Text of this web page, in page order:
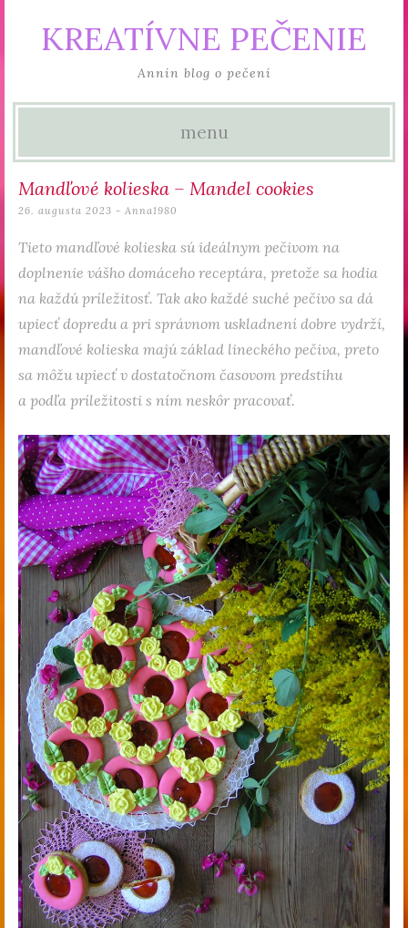
KREATÍVNE PEČENIE
Annin blog o pečení
menu
Mandľové kolieska – Mandel cookies
26. augusta 2023 - Anna1980
Tieto mandľové kolieska sú ideálnym pečivom na
doplnenie vášho domáceho receptára, pretože sa hodia
na každú príležitosť. Tak ako každé suché pečivo sa dá
upiecť dopredu a pri správnom uskladnení dobre vydrží,
mandľové kolieska majú základ lineckého pečiva, preto
sa môžu upiecť v dostatočnom časovom predstihu
a podľa príležitosti s ním neskôr pracovať.